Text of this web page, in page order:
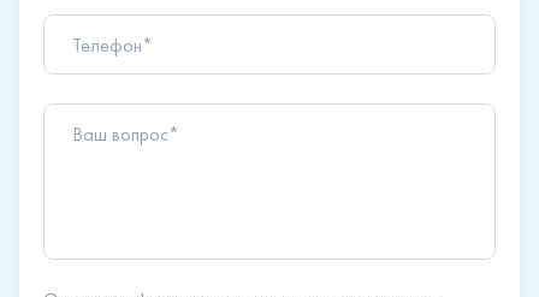
Ваш вопрос*
Отправляя форму вы подтверждаете согласие с
политикой обработки персональных данных